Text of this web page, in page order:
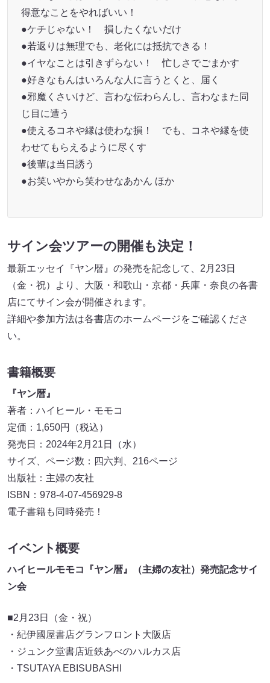
得意なことをやればいい！
●ケチじゃない！ 損したくないだけ
●若返りは無理でも、老化には抵抗できる！
●イヤなことは引きずらない！ 忙しさでごまかす
●好きなもんはいろんな人に言うとくと、届く
●邪魔くさいけど、言わな伝わらんし、言わなまた同
じ目に遭う
●使えるコネや縁は使わな損！ でも、コネや縁を使
わせてもらえるように尽くす
●後輩は当日誘う
●お笑いやから笑わせなあかん ほか
サイン会ツアーの開催も決定！
最新エッセイ『ヤン暦』の発売を記念して、2月23日
（金・祝）より、大阪・和歌山・京都・兵庫・奈良の各書
店にてサイン会が開催されます。
詳細や参加方法は各書店のホームページをご確認くださ
い。
書籍概要
『ヤン暦』
著者：ハイヒール・モモコ
定価：1,650円（税込）
発売日：2024年2月21日（水）
サイズ、ページ数：四六判、216ページ
出版社：主婦の友社
ISBN：978-4-07-456929-8
電子書籍も同時発売！
イベント概要
ハイヒールモモコ『ヤン暦』（主婦の友社）発売記念サイ
ン会
■2月23日（金・祝）
・紀伊國屋書店グランフロント大阪店
・ジュンク堂書店近鉄あべのハルカス店
・TSUTAYA EBISUBASHI